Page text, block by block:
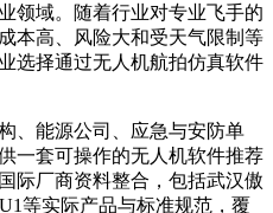
领域。随着行业对专业飞手的
本高、风险大和受天气限制等
选择通过无人机航拍仿真软件
、能源公司、应急与安防单
一套可操作的无人机软件推荐
际厂商资料整合，包括武汉傲
等实际产品与标准规范，覆